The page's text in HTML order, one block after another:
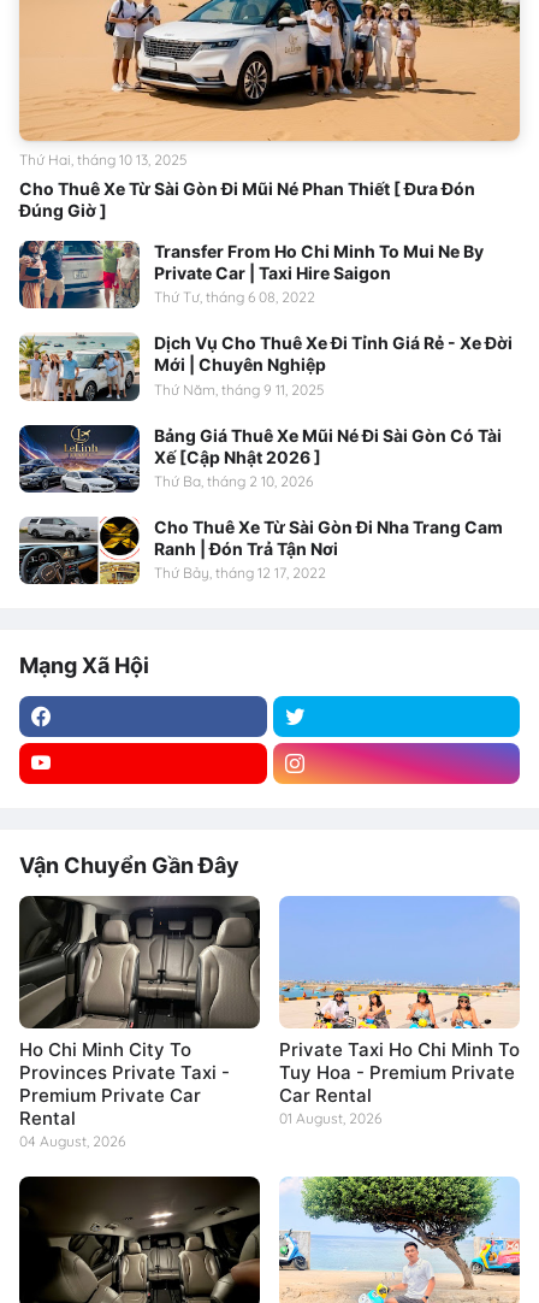
Cho Thuê Xe Từ Sài Gòn Đi Mũi Né Phan Thiết [ Đưa Đón
Đúng Giờ ]
Thứ Hai, tháng 10 13, 2025
Transfer From Ho Chi Minh To Mui Ne By
Private Car | Taxi Hire Saigon
Thứ Tư, tháng 6 08, 2022
Dịch Vụ Cho Thuê Xe Đi Tỉnh Giá Rẻ - Xe Đời
Mới | Chuyên Nghiệp
Thứ Năm, tháng 9 11, 2025
Bảng Giá Thuê Xe Mũi Né Đi Sài Gòn Có Tài
Xế [Cập Nhật 2026 ]
Thứ Ba, tháng 2 10, 2026
Cho Thuê Xe Từ Sài Gòn Đi Nha Trang Cam
Ranh | Đón Trả Tận Nơi
Thứ Bảy, tháng 12 17, 2022
Mạng Xã Hội
Vận Chuyển Gần Đây
Ho Chi Minh City To
Provinces Private Taxi -
Premium Private Car
Rental
04 August, 2026
Private Taxi Ho Chi Minh To
Tuy Hoa - Premium Private
Car Rental
01 August, 2026